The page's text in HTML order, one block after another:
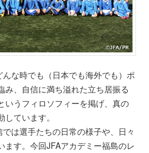
な時でも（日本でも海外でも）ポ
み、自信に満ち溢れた立ち居振る
いうフィロソフィーを掲げ、真の
ています。
は選手たちの日常の様子や、日々
ます。今回JFAアカデミー福島のレ